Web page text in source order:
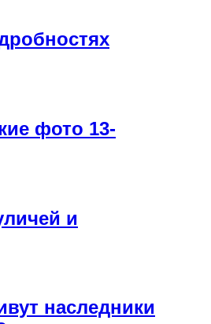
фото 13-
и
наследники